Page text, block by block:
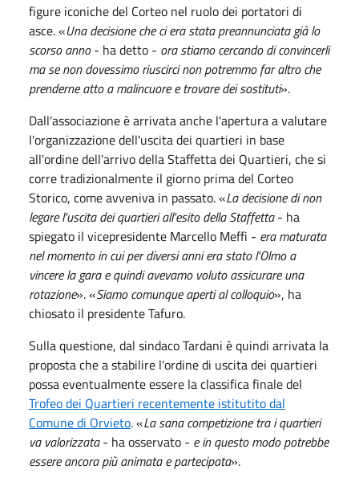
figure iconiche del Corteo nel ruolo dei portatori di
asce. «Una decisione che ci era stata preannunciata già lo
scorso anno- ha detto - ora stiamo cercando di convincerli
ma se non dovessimo riuscirci non potremmo far altro che
prenderne atto a malincuore e trovare dei sostituti».
Dall'associazione è arrivata anche l'apertura a valutare
l'organizzazione dell'uscita dei quartieri in base
all'ordine dell'arrivo della Staffetta dei Quartieri, che si
corre tradizionalmente il giorno prima del Corteo
Storico, come avveniva in passato. «La decisione di non
legare l'uscita dei quartieri all'esito della Staffetta- ha
spiegato il vicepresidente Marcello Meffi - era maturata
nel momento in cui per diversi anni era stato l'Olmo a
vincere la gara e quindi avevamo voluto assicurare una
rotazione». «Siamo comunque aperti al colloquio», ha
chiosato il presidente Tafuro.
Sulla questione, dal sindaco Tardani è quindi arrivata la
proposta che a stabilire l'ordine di uscita dei quartieri
possa eventualmente essere la classifica finale del
Trofeo dei Quartieri recentemente istitutito dal
Comune di Orvieto. «La sana competizione tra i quartieri
va valorizzata- ha osservato - e in questo modo potrebbe
essere ancora più animata e partecipata».